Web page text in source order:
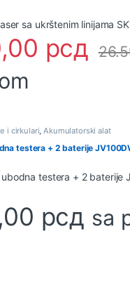
рсд
i cirkulari Akumulatorski alat
testera + 2 baterije
рсд sa